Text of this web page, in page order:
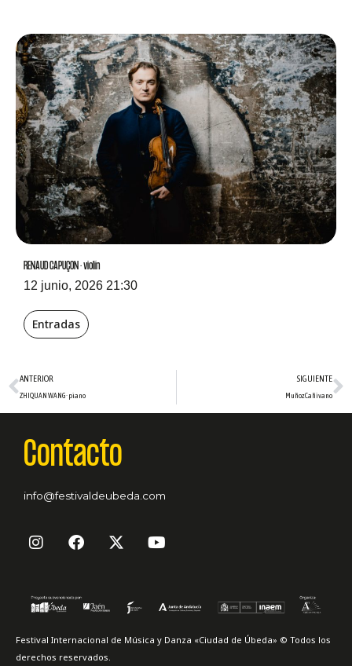
RENAUD CAPUÇON · violín
12 junio, 2026 21:30
Entradas
Ant
ANTERIOR
ZHIQUAN WANG · piano
SIGUIENTE
Muñoz Cañivano
Contacto
info@festivaldeubeda.com
I
n
a
g
a
F
a
b
k
X
-
e
Y
o
u
b
Festival Internacional de Música y Danza «Ciudad de Úbeda» © Todos los
derechos reservados.